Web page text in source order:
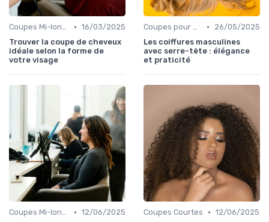
Coupes Mi-longues • 16/03/2025
Trouver la coupe de cheveux
idéale selon la forme de
votre visage
Coupes pour Hommes •
26/05/2025
Les coiffures masculines
avec serre-tête : élégance
et praticité
Coupes Mi-longues • 12/06/2025
Coupes Courtes • 12/06/2025